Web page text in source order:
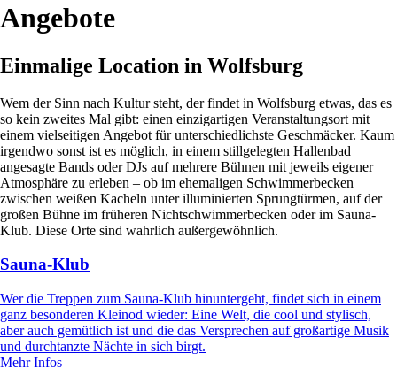
Angebote
Einmalige Location in Wolfsburg
Wem der Sinn nach Kultur steht, der findet in Wolfsburg etwas, das es
so kein zweites Mal gibt: einen einzigartigen Veranstaltungsort mit
einem vielseitigen Angebot für unterschiedlichste Geschmäcker. Kaum
irgendwo sonst ist es möglich, in einem stillgelegten Hallenbad
angesagte Bands oder DJs auf mehrere Bühnen mit jeweils eigener
Atmosphäre zu erleben – ob im ehemaligen Schwimmerbecken
zwischen weißen Kacheln unter illuminierten Sprungtürmen, auf der
großen Bühne im früheren Nichtschwimmerbecken oder im Sauna-
Klub. Diese Orte sind wahrlich außergewöhnlich.
Sauna-Klub
Wer die Treppen zum Sauna-Klub hinuntergeht, findet sich in einem
ganz besonderen Kleinod wieder: Eine Welt, die cool und stylisch,
aber auch gemütlich ist und die das Versprechen auf großartige Musik
und durchtanzte Nächte in sich birgt.
Mehr Infos